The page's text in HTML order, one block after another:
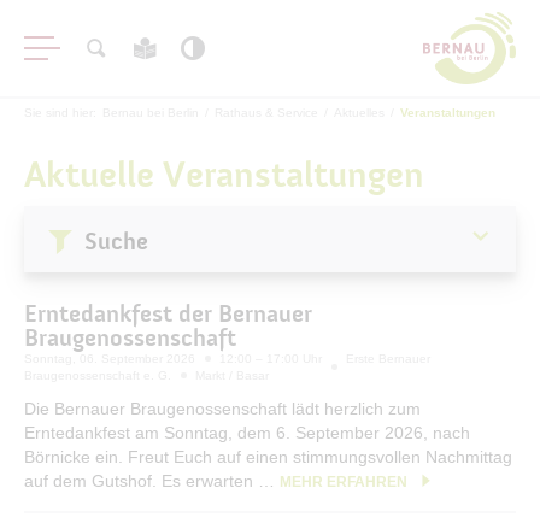
Stadtnachrichten
Veranstaltungen
Amtsblatt
Haushalt
Öffentliche Auslegungen
Veranstaltungen
Aktuelle Veranstaltungen
Erntedankfest der Bernauer
Braugenossenschaft
Die Bernauer Braugenossenschaft lädt herzlich zum
Erntedankfest am Sonntag, dem 6. September 2026, nach
Börnicke ein. Freut Euch auf einen stimmungsvollen Nachmittag
auf dem Gutshof. Es erwarten …
MEHR ERFAHREN
Suche